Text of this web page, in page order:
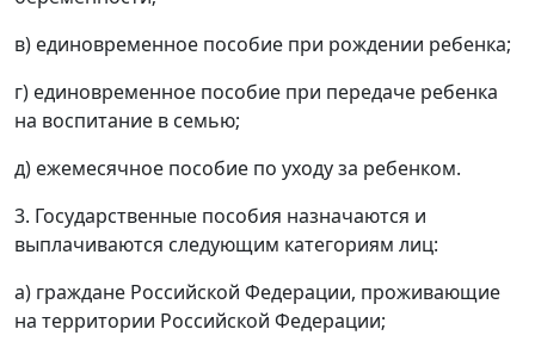
в) единовременное пособие при рождении ребенка;
г) единовременное пособие при передаче ребенка
на воспитание в семью;
д) ежемесячное пособие по уходу за ребенком.
3. Государственные пособия назначаются и
выплачиваются следующим категориям лиц:
а) граждане Российской Федерации, проживающие
на территории Российской Федерации;